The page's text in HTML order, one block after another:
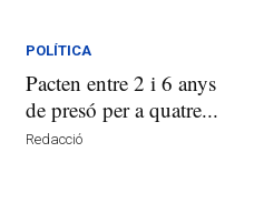
POLÍTICA
Pacten entre 2 i 6 anys
de presó per a quatre...
Redacció